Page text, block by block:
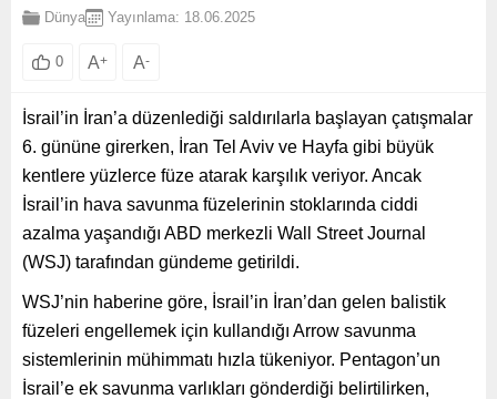
Dünya Yayınlama: 18.06.2025
0 A+ A-
İsrail’in İran’a düzenlediği saldırılarla başlayan çatışmalar
6. gününe girerken, İran Tel Aviv ve Hayfa gibi büyük
kentlere yüzlerce füze atarak karşılık veriyor. Ancak
İsrail’in hava savunma füzelerinin stoklarında ciddi
azalma yaşandığı ABD merkezli Wall Street Journal
(WSJ) tarafından gündeme getirildi.
WSJ’nin haberine göre, İsrail’in İran’dan gelen balistik
füzeleri engellemek için kullandığı Arrow savunma
sistemlerinin mühimmatı hızla tükeniyor. Pentagon’un
İsrail’e ek savunma varlıkları gönderdiği belirtilirken,